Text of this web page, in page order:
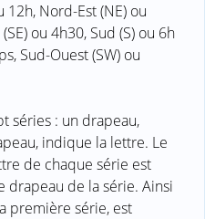
12h, Nord-Est (NE) ou
ou 4h30, Sud (S) ou 6h
Sud-Ouest (SW) ou
séries : un drapeau,
indique la lettre. Le
de chaque série est
drapeau de la série. Ainsi
première série, est